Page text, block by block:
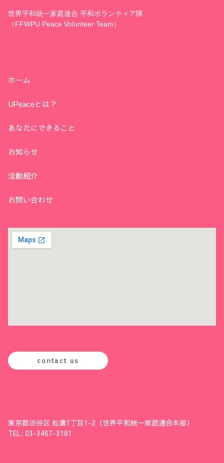
世界平和統一家庭連合 平和ボランティア隊
（FFWPU Peace Volunteer Team）
ホーム
UPeaceとは？
あなたにできること
お知らせ
活動紹介
お問い合わせ
contact us
東京都渋谷区 松濤1丁目1-2（世界平和統一家庭連合本部）
TEL: 03-3467-3181